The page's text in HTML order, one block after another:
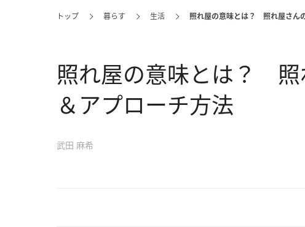
トップ 暮らす 生活 照れ屋の意味とは？ 照れ屋さん
照れ屋の意味とは？ 照
＆アプローチ方法
武田 麻希